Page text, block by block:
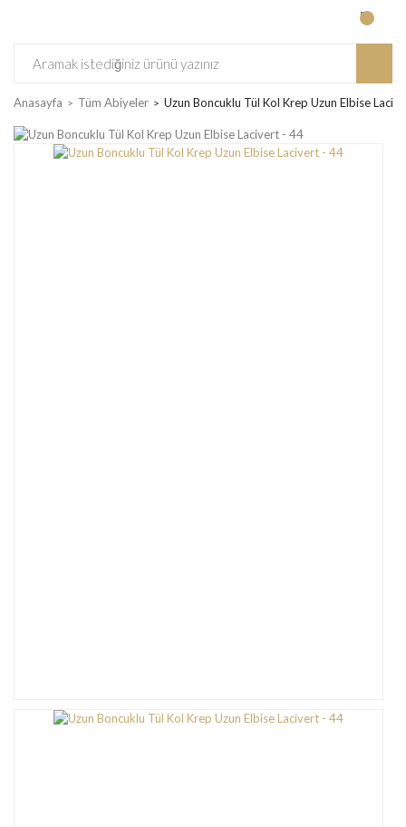
Anasayfa Tüm Abiyeler Uzun Boncuklu Tül Kol Krep Uzun Elbise